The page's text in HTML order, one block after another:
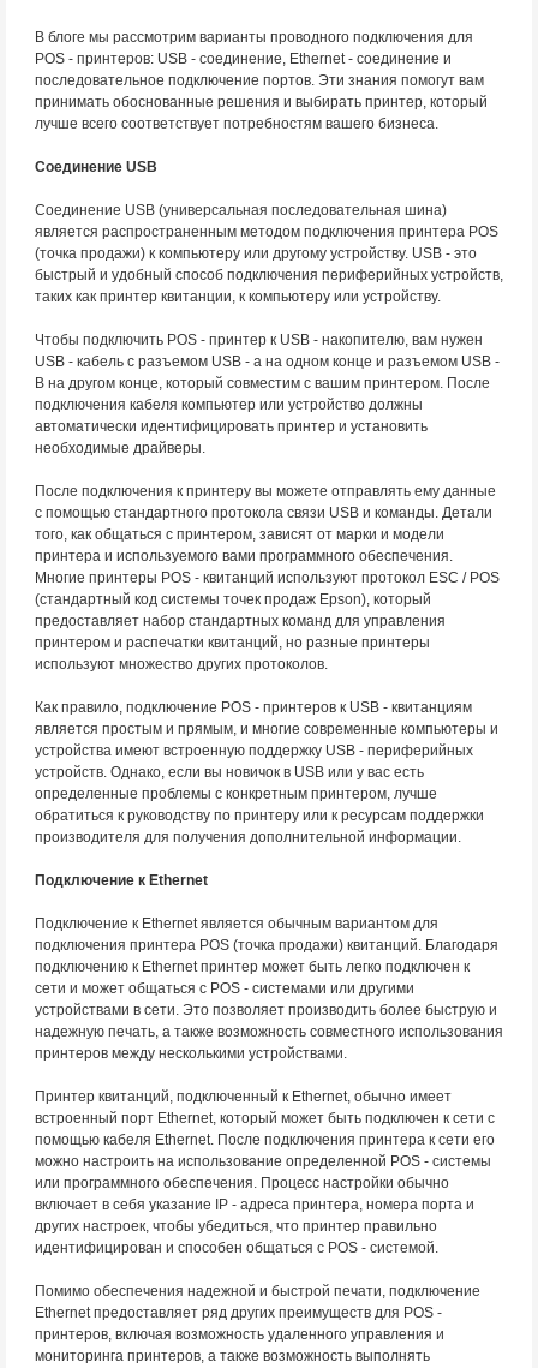
В блоге мы рассмотрим варианты проводного подключения для
POS - принтеров: USB - соединение, Ethernet - соединение и
последовательное подключение портов. Эти знания помогут вам
принимать обоснованные решения и выбирать принтер, который
лучше всего соответствует потребностям вашего бизнеса.
Соединение USB
Соединение USB (универсальная последовательная шина)
является распространенным методом подключения принтера POS
(точка продажи) к компьютеру или другому устройству. USB - это
быстрый и удобный способ подключения периферийных устройств,
таких как принтер квитанции, к компьютеру или устройству.
Чтобы подключить POS - принтер к USB - накопителю, вам нужен
USB - кабель с разъемом USB - a на одном конце и разъемом USB -
B на другом конце, который совместим с вашим принтером. После
подключения кабеля компьютер или устройство должны
автоматически идентифицировать принтер и установить
необходимые драйверы.
После подключения к принтеру вы можете отправлять ему данные
с помощью стандартного протокола связи USB и команды. Детали
того, как общаться с принтером, зависят от марки и модели
принтера и используемого вами программного обеспечения.
Многие принтеры POS - квитанций используют протокол ESC / POS
(стандартный код системы точек продаж Epson), который
предоставляет набор стандартных команд для управления
принтером и распечатки квитанций, но разные принтеры
используют множество других протоколов.
Как правило, подключение POS - принтеров к USB - квитанциям
является простым и прямым, и многие современные компьютеры и
устройства имеют встроенную поддержку USB - периферийных
устройств. Однако, если вы новичок в USB или у вас есть
определенные проблемы с конкретным принтером, лучше
обратиться к руководству по принтеру или к ресурсам поддержки
производителя для получения дополнительной информации.
Подключение к Ethernet
Подключение к Ethernet является обычным вариантом для
подключения принтера POS (точка продажи) квитанций. Благодаря
подключению к Ethernet принтер может быть легко подключен к
сети и может общаться с POS - системами или другими
устройствами в сети. Это позволяет производить более быструю и
надежную печать, а также возможность совместного использования
принтеров между несколькими устройствами.
Принтер квитанций, подключенный к Ethernet, обычно имеет
встроенный порт Ethernet, который может быть подключен к сети с
помощью кабеля Ethernet. После подключения принтера к сети его
можно настроить на использование определенной POS - системы
или программного обеспечения. Процесс настройки обычно
включает в себя указание IP - адреса принтера, номера порта и
других настроек, чтобы убедиться, что принтер правильно
идентифицирован и способен общаться с POS - системой.
Помимо обеспечения надежной и быстрой печати, подключение
Ethernet предоставляет ряд других преимуществ для POS -
принтеров, включая возможность удаленного управления и
мониторинга принтеров, а также возможность выполнять